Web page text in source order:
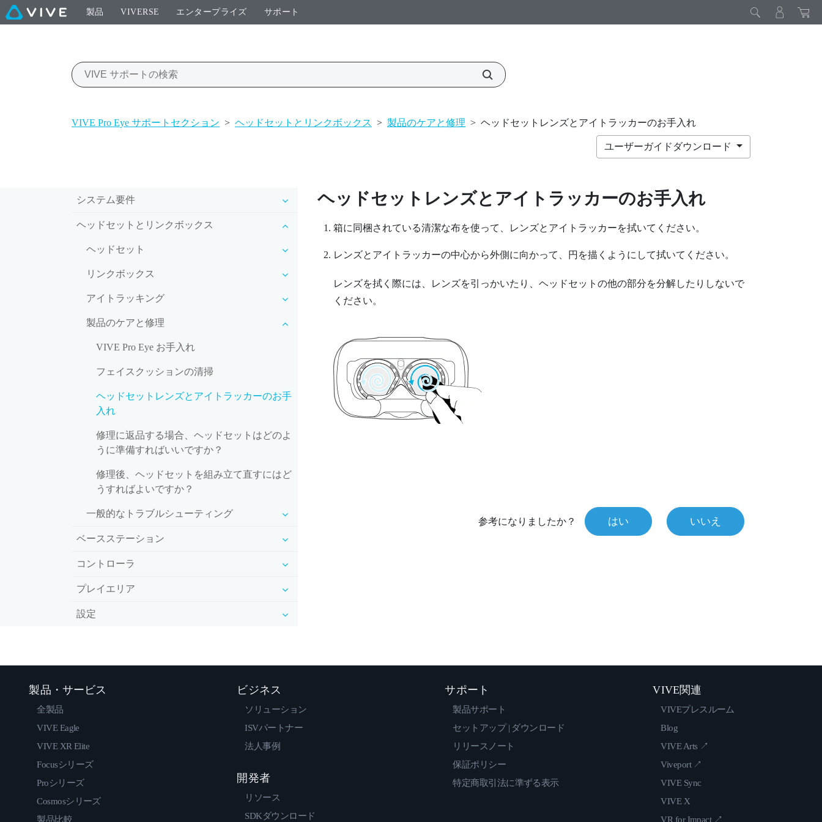
製品 VIVERSE エンタープライズ サポート
VIVE Pro Eye サポートセクション > ヘッドセットとリンクボックス > 製品のケアと修理 > ヘッドセットレンズとアイトラッカーのお手入れ
ユーザーガイドダウンロード
システム要件
ヘッドセットとリンクボックス
ヘッドセット
リンクボックス
アイトラッキング
製品のケアと修理
VIVE Pro Eye お手入れ
フェイスクッションの清掃
ヘッドセットレンズとアイトラッカーのお手
入れ
修理に返品する場合、ヘッドセットはどのよ
うに準備すればいいですか？
修理後、ヘッドセットを組み立て直すにはど
うすればよいですか？
一般的なトラブルシューティング
ベースステーション
コントローラ
プレイエリア
設定
ヘッドセットレンズとアイトラッカーのお手入れ
箱に同梱されている清潔な布を使って、レンズとアイトラッカーを拭いてください。
レンズとアイトラッカーの中心から外側に向かって、円を描くようにして拭いてください。
レンズを拭く際には、レンズを引っかいたり、ヘッドセットの他の部分を分解したりしないで
ください。
参考になりましたか？ はい いいえ
製品・サービス
全製品
VIVE Eagle
VIVE XR Elite
Focusシリーズ
Proシリーズ
Cosmosシリーズ
製品比較
ビジネス
ソリューション
ISVパートナー
法人事例
開発者
リソース
SDKダウンロード
サポート
製品サポート
セットアップ | ダウンロード
リリースノート
保証ポリシー
特定商取引法に準ずる表示
VIVE関連
VIVEプレスルーム
Blog
VIVE Arts ↗
Viveport ↗
VIVE Sync
VIVE X
VR for Impact ↗